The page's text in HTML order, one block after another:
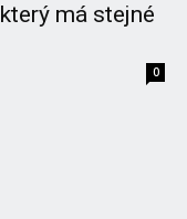
má stejné
0